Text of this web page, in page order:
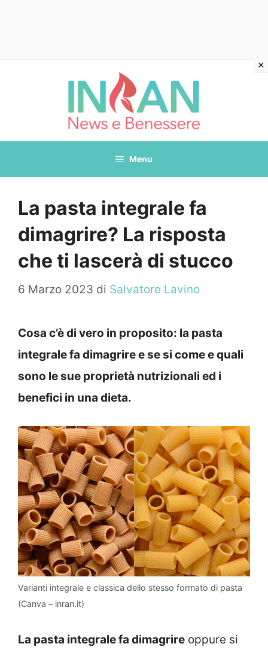
Menu
La pasta integrale fa
dimagrire? La risposta
che ti lascerà di stucco
6 Marzo 2023 di Salvatore Lavino
Cosa c’è di vero in proposito: la pasta
integrale fa dimagrire e se si come e quali
sono le sue proprietà nutrizionali ed i
benefici in una dieta.
Varianti integrale e classica dello stesso formato di pasta
(Canva – inran.it)
La pasta integrale fa dimagrire oppure si